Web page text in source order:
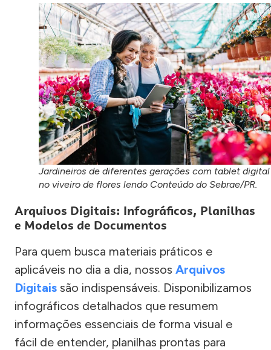
Jardineiros de diferentes gerações com tablet digital
no viveiro de flores lendo Conteúdo do Sebrae/PR.
Arquivos Digitais: Infográficos, Planilhas
e Modelos de Documentos
Para quem busca materiais práticos e
aplicáveis no dia a dia, nossos Arquivos
Digitais são indispensáveis. Disponibilizamos
infográficos detalhados que resumem
informações essenciais de forma visual e
fácil de entender, planilhas prontas para